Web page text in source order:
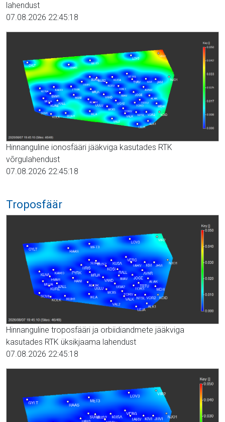
lahendust
07.08.2026 22:45:18
Hinnanguline ionosfääri jääkviga kasutades RTK
võrgulahendust
07.08.2026 22:45:18
Troposfäär
Hinnanguline troposfääri ja orbiidiandmete jääkviga
kasutades RTK üksikjaama lahendust
07.08.2026 22:45:18